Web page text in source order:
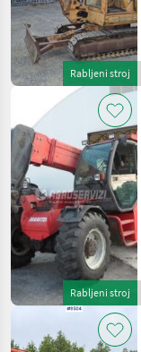
Rabljeni stroj
Rabljeni stroj